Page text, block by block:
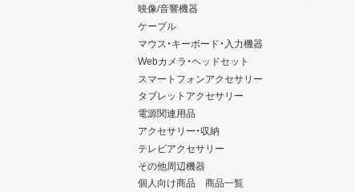
映像/音響機器
ケーブル
マウス・キーボード・入力機器
Webカメラ・ヘッドセット
スマートフォンアクセサリー
タブレットアクセサリー
電源関連用品
アクセサリー・収納
テレビアクセサリー
その他周辺機器
個人向け商品 商品一覧